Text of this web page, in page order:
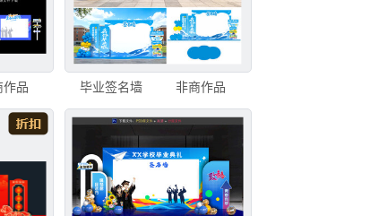
作品 毕业签名墙 非商作品